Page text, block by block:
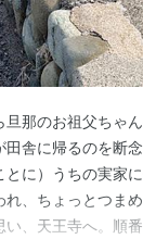
旦那のお祖父ちゃ
田舎に帰るのを断
とに）うちの実家
れ、ちょっとつま
い、天王寺へ。順